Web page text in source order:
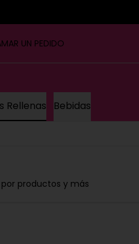
UN PEDIDO
Rellenas Bebidas
productos y más